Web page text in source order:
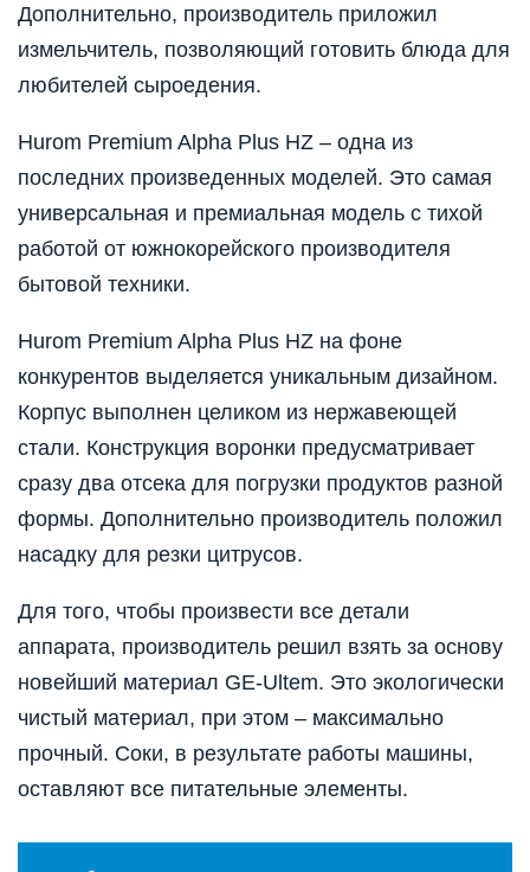
Дополнительно, производитель приложил
измельчитель, позволяющий готовить блюда для
любителей сыроедения.
Hurom Premium Alpha Plus HZ – одна из
последних произведенных моделей. Это самая
универсальная и премиальная модель с тихой
работой от южнокорейского производителя
бытовой техники.
Hurom Premium Alpha Plus HZ на фоне
конкурентов выделяется уникальным дизайном.
Корпус выполнен целиком из нержавеющей
стали. Конструкция воронки предусматривает
сразу два отсека для погрузки продуктов разной
формы. Дополнительно производитель положил
насадку для резки цитрусов.
Для того, чтобы произвести все детали
аппарата, производитель решил взять за основу
новейший материал GE-Ultem. Это экологически
чистый материал, при этом – максимально
прочный. Соки, в результате работы машины,
оставляют все питательные элементы.